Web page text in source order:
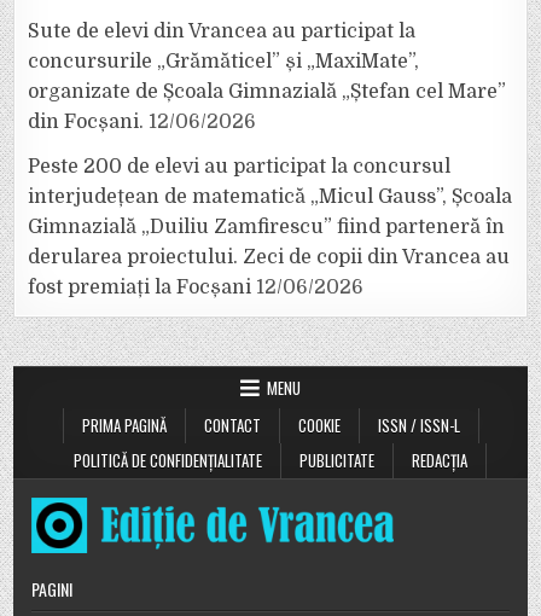
Sute de elevi din Vrancea au participat la
concursurile „Grămăticel” și „MaxiMate”,
organizate de Școala Gimnazială „Ștefan cel Mare”
din Focșani. 12/06/2026
Peste 200 de elevi au participat la concursul
interjudețean de matematică „Micul Gauss”, Școala
Gimnazială „Duiliu Zamfirescu” fiind parteneră în
derularea proiectului. Zeci de copii din Vrancea au
fost premiați la Focșani 12/06/2026
MENU
PRIMA PAGINĂ
CONTACT COOKIE
ISSN / ISSN-L
POLITICĂ DE CONFIDENȚIALITATE
PUBLICITATE REDACȚIA
PAGINI